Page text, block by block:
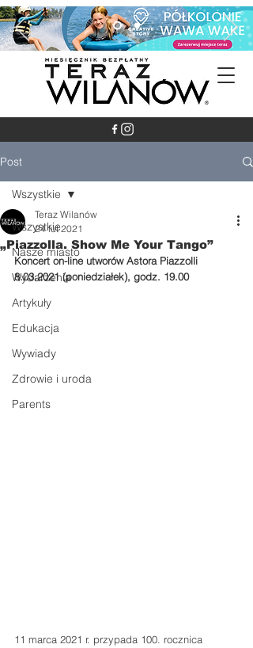
Post
Wszystkie
Nasze miasto
Wydarzenia
Artykuły
Edukacja
Wywiady
Zdrowie i uroda
Parents
Wszystkie
„Piazzolla. Show Me Your Tango”
Teraz Wilanów
24 lut 2021
Koncert on-line utworów Astora Piazzolli
8.03.2021 (poniedziałek), godz. 19.00
11 marca 2021 r. przypada 100. rocznica